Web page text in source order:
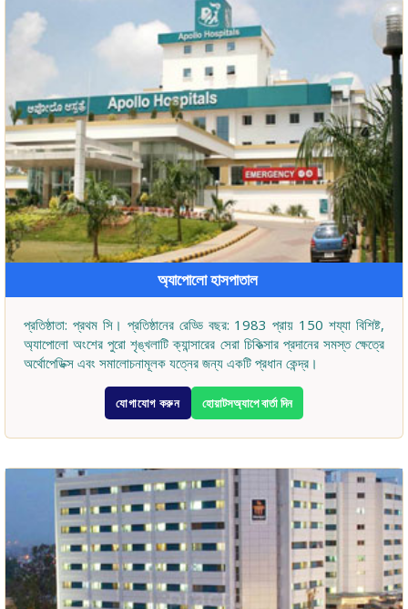
অ্যাপোলো হাসপাতাল
প্রতিষ্ঠাতা: প্রথম সি। প্রতিষ্ঠানের রেড্ডি বছর: 1983 প্রায় 150 শয্যা বিশিষ্ট,
অ্যাপোলো অংশের পুরো শৃঙ্খলাটি ক্যান্সারের সেরা চিকিত্সার প্রদানের সমস্ত ক্ষেত্রে
অর্থোপেডিক্স এবং সমালোচনামূলক যত্নের জন্য একটি প্রধান কেন্দ্র।
যোগাযোগ করুন হোয়াটসঅ্যাপে বার্তা দিন